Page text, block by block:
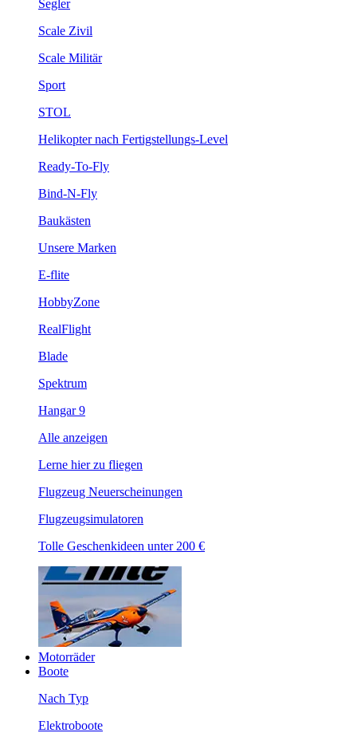
Segler
Scale Zivil
Scale Militär
Sport
STOL
Helikopter nach Fertigstellungs-Level
Ready-To-Fly
Bind-N-Fly
Baukästen
Unsere Marken
E-flite
HobbyZone
RealFlight
Blade
Spektrum
Hangar 9
Alle anzeigen
Lerne hier zu fliegen
Flugzeug Neuerscheinungen
Flugzeugsimulatoren
Tolle Geschenkideen unter 200 €
Motorräder
Boote
Nach Typ
Elektroboote